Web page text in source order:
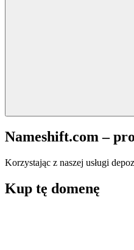
Nameshift.com –
Korzystając z naszej usługi
Kup tę domenę